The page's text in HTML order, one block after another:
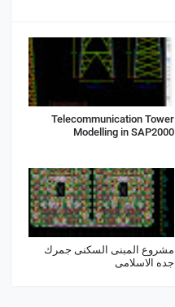
Telecommunication Tower
Modelling in SAP2000
مشروع المبنى السكنى جمرك
جده الاسلامى